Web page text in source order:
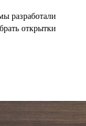
разработали
открытки